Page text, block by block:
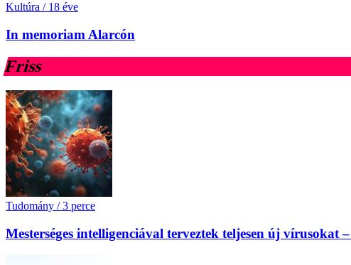
Kultúra / 18 éve
In memoriam Alarcón
Friss
Tudomány / 3 perce
Mesterséges intelligenciával terveztek teljesen új